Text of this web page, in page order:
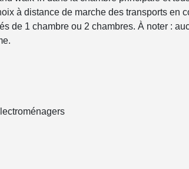
à distance de marche des transports en
de 1 chambre ou 2 chambres. À noter :